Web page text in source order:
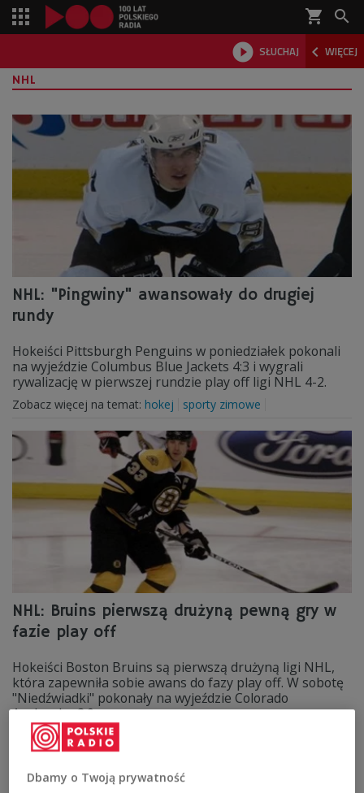
shopping_cart 
 SŁUCHAJ  WIĘCEJ

NHL
NHL: "Pingwiny" awansowały do drugiej
rundy
Hokeiści Pittsburgh Penguins w poniedziałek pokonali
na wyjeździe Columbus Blue Jackets 4:3 i wygrali
rywalizację w pierwszej rundzie play off ligi NHL 4-2.
Zobacz więcej na temat: hokej sporty zimowe
NHL: Bruins pierwszą drużyną pewną gry w
fazie play off
Hokeiści Boston Bruins są pierwszą drużyną ligi NHL,
która zapewniła sobie awans do fazy play off. W sobotę
"Niedźwiadki" pokonały na wyjeździe Colorado
Avalanche 2:0.
Zobacz więcej na temat:
Dbamy o Twoją prywatność